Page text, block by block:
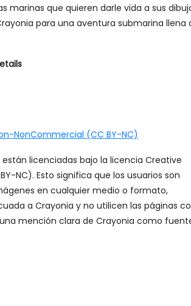
marinas que quieren darle vida a sus
para una aventura submarina llena
NonCommercial (CC BY-NC)
licenciadas bajo la licencia Creative
NC). Esto significa que los usuarios son
en cualquier medio o formato,
a Crayonia y no utilicen las páginas
mención clara de Crayonia como